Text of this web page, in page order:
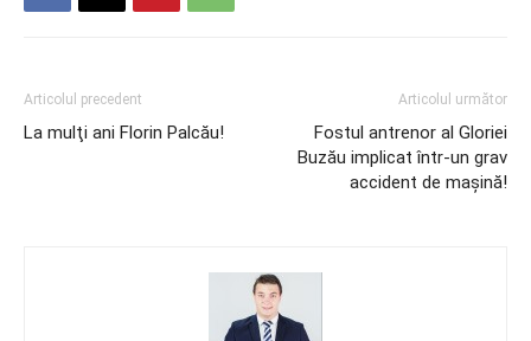
Articolul precedent
La mulţi ani Florin Palcău!
Articolul următor
Fostul antrenor al Gloriei
Buzău implicat într-un grav
accident de maşină!